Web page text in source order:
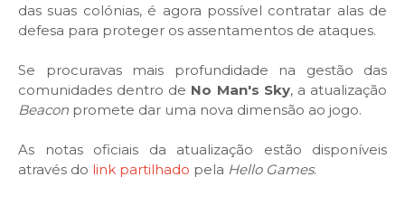
das suas colónias, é agora possível contratar alas de
defesa para proteger os assentamentos de ataques.
Se procuravas mais profundidade na gestão das
comunidades dentro de No Man's Sky, a atualização
Beacon promete dar uma nova dimensão ao jogo.
As notas oficiais da atualização estão disponíveis
através do link partilhado pela Hello Games.